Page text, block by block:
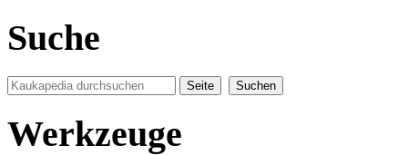
Suche
Werkzeuge